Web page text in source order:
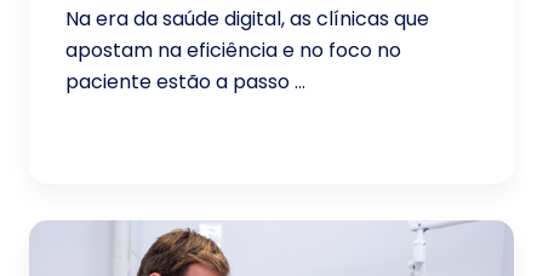
Na era da saúde digital, as clínicas que
apostam na eficiência e no foco no
paciente estão a passo ...